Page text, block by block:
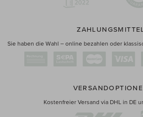
ZAHLUNGSMITTEL
Sie haben die Wahl – online bezahlen oder
Kostenfreier Versand via DHL in DE